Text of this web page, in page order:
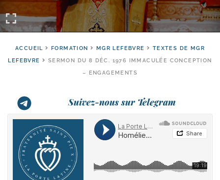
ACCUEIL FORMATION MGR LEFEBVRE
TEXTES DE MGR
LEFEBVRE
SERMON DU 8 DÉC. 1976 IMMACULÉE CONCEPTION
– ENGAGEMENTS
Suivez-nous sur Telegram